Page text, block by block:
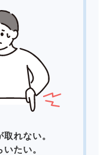
れない。
たい。